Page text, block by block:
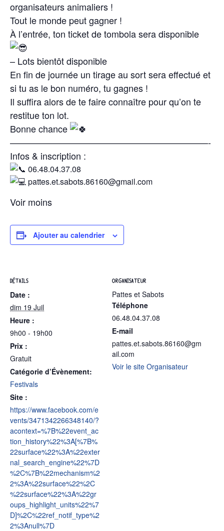
organisateurs animaliers !
Tout le monde peut gagner !
À l’entrée, ton ticket de tombola sera disponible
– Lots bientôt disponible
En fin de journée un tirage au sort sera effectué et
si tu as le bon numéro, tu gagnes !
Il suffira alors de te faire connaître pour qu’on te
restitue ton lot.
Bonne chance
——————————————————————-
Infos & inscription :
06.48.04.37.08
pattes.et.sabots.86160@gmail.com
Voir moins
Ajouter au calendrier
DÉTAILS
Date :
dim 19 Juil
Heure :
9h00 - 19h00
Prix :
Gratuit
Catégorie d’Évènement:
Festivals
Site :
https://www.facebook.com/e
vents/3471342266348140/?
acontext=%7B%22event_ac
tion_history%22%3A[%7B%
22surface%22%3A%22exter
nal_search_engine%22%7D
%2C%7B%22mechanism%2
2%3A%22surface%22%2C
%22surface%22%3A%22gr
oups_highlight_units%22%7
D]%2C%22ref_notif_type%2
2%3Anull%7D
ORGANISATEUR
Pattes et Sabots
Téléphone
06.48.04.37.08
E-mail
pattes.et.sabots.86160@gm
ail.com
Voir le site Organisateur